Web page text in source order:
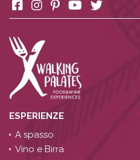
ESPERIENZE
A spasso
Vino e Birra